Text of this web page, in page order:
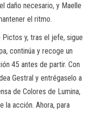
daño necesario, y Maelle
el ritmo.
Pictos y, tras el jefe, sigue
continúa y recoge un
45 antes de partir. Con
Gestral y entrégaselo a
de Colores de Lumina,
la acción. Ahora, para